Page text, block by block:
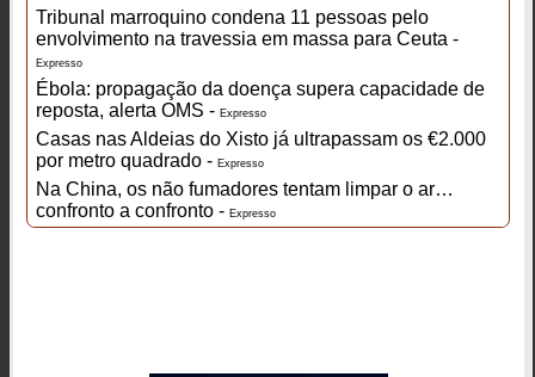
Tribunal marroquino condena 11 pessoas pelo
envolvimento na travessia em massa para Ceuta -
Expresso
Ébola: propagação da doença supera capacidade de
reposta, alerta OMS - Expresso
Casas nas Aldeias do Xisto já ultrapassam os €2.000
por metro quadrado - Expresso
Na China, os não fumadores tentam limpar o ar…
confronto a confronto - Expresso